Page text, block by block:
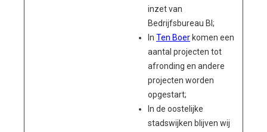
inzet van
Bedrijfsbureau BI;
In Ten Boer komen een
aantal projecten tot
afronding en andere
projecten worden
opgestart;
In de oostelijke
stadswijken blijven wij